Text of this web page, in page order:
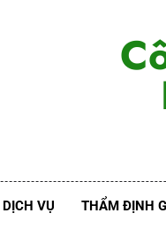
DỊCH VỤ THẨM ĐỊNH